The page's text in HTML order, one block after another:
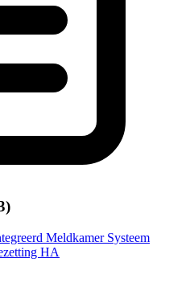
Meldkamer Systeem
HA